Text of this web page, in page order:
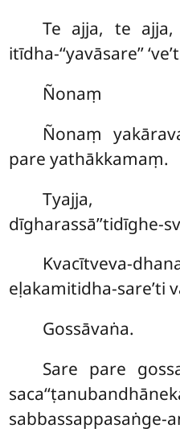
Te ajja, te
itīdha-‘‘yavāsare’’
Ñonaṃ
Ñonaṃ
pare yathākkamaṃ.
Tyajja,
dīgharassā’’tidīghe-
Kvacītveva-
eḷakamitidha-sare’ti
Gossāvaṅa.
Sare pare
sabbassappasaṅge-